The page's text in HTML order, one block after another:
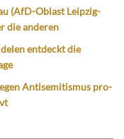
(AfD-Oblast Leipzig-
die anderen
entdeckt die
Antisemitismus pro-